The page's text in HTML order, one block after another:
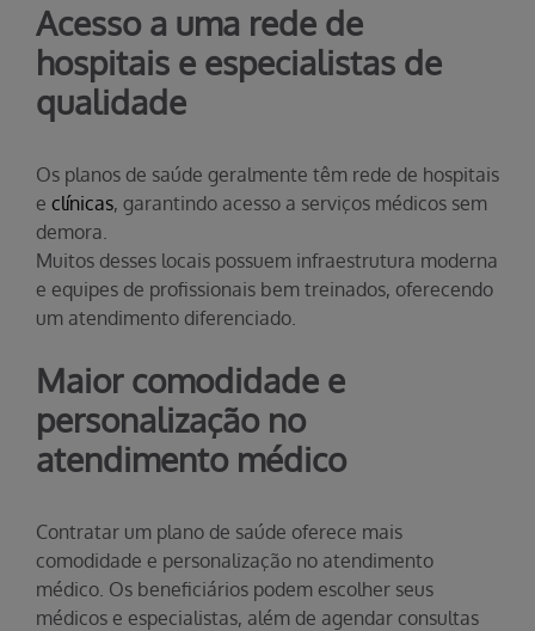
Acesso a uma rede de
hospitais e especialistas de
qualidade
Os planos de saúde geralmente têm rede de hospitais
e clínicas, garantindo acesso a serviços médicos sem
demora.
Muitos desses locais possuem infraestrutura moderna
e equipes de profissionais bem treinados, oferecendo
um atendimento diferenciado.
Maior comodidade e
personalização no
atendimento médico
Contratar um plano de saúde oferece mais
comodidade e personalização no atendimento
médico. Os beneficiários podem escolher seus
médicos e especialistas, além de agendar consultas